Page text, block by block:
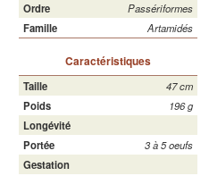
Ordre
Passériformes
Famille
Artamidés
Caractéristiques
Taille
47 cm
Poids
196 g
Longévité
Portée
3 à 5 oeufs
Gestation